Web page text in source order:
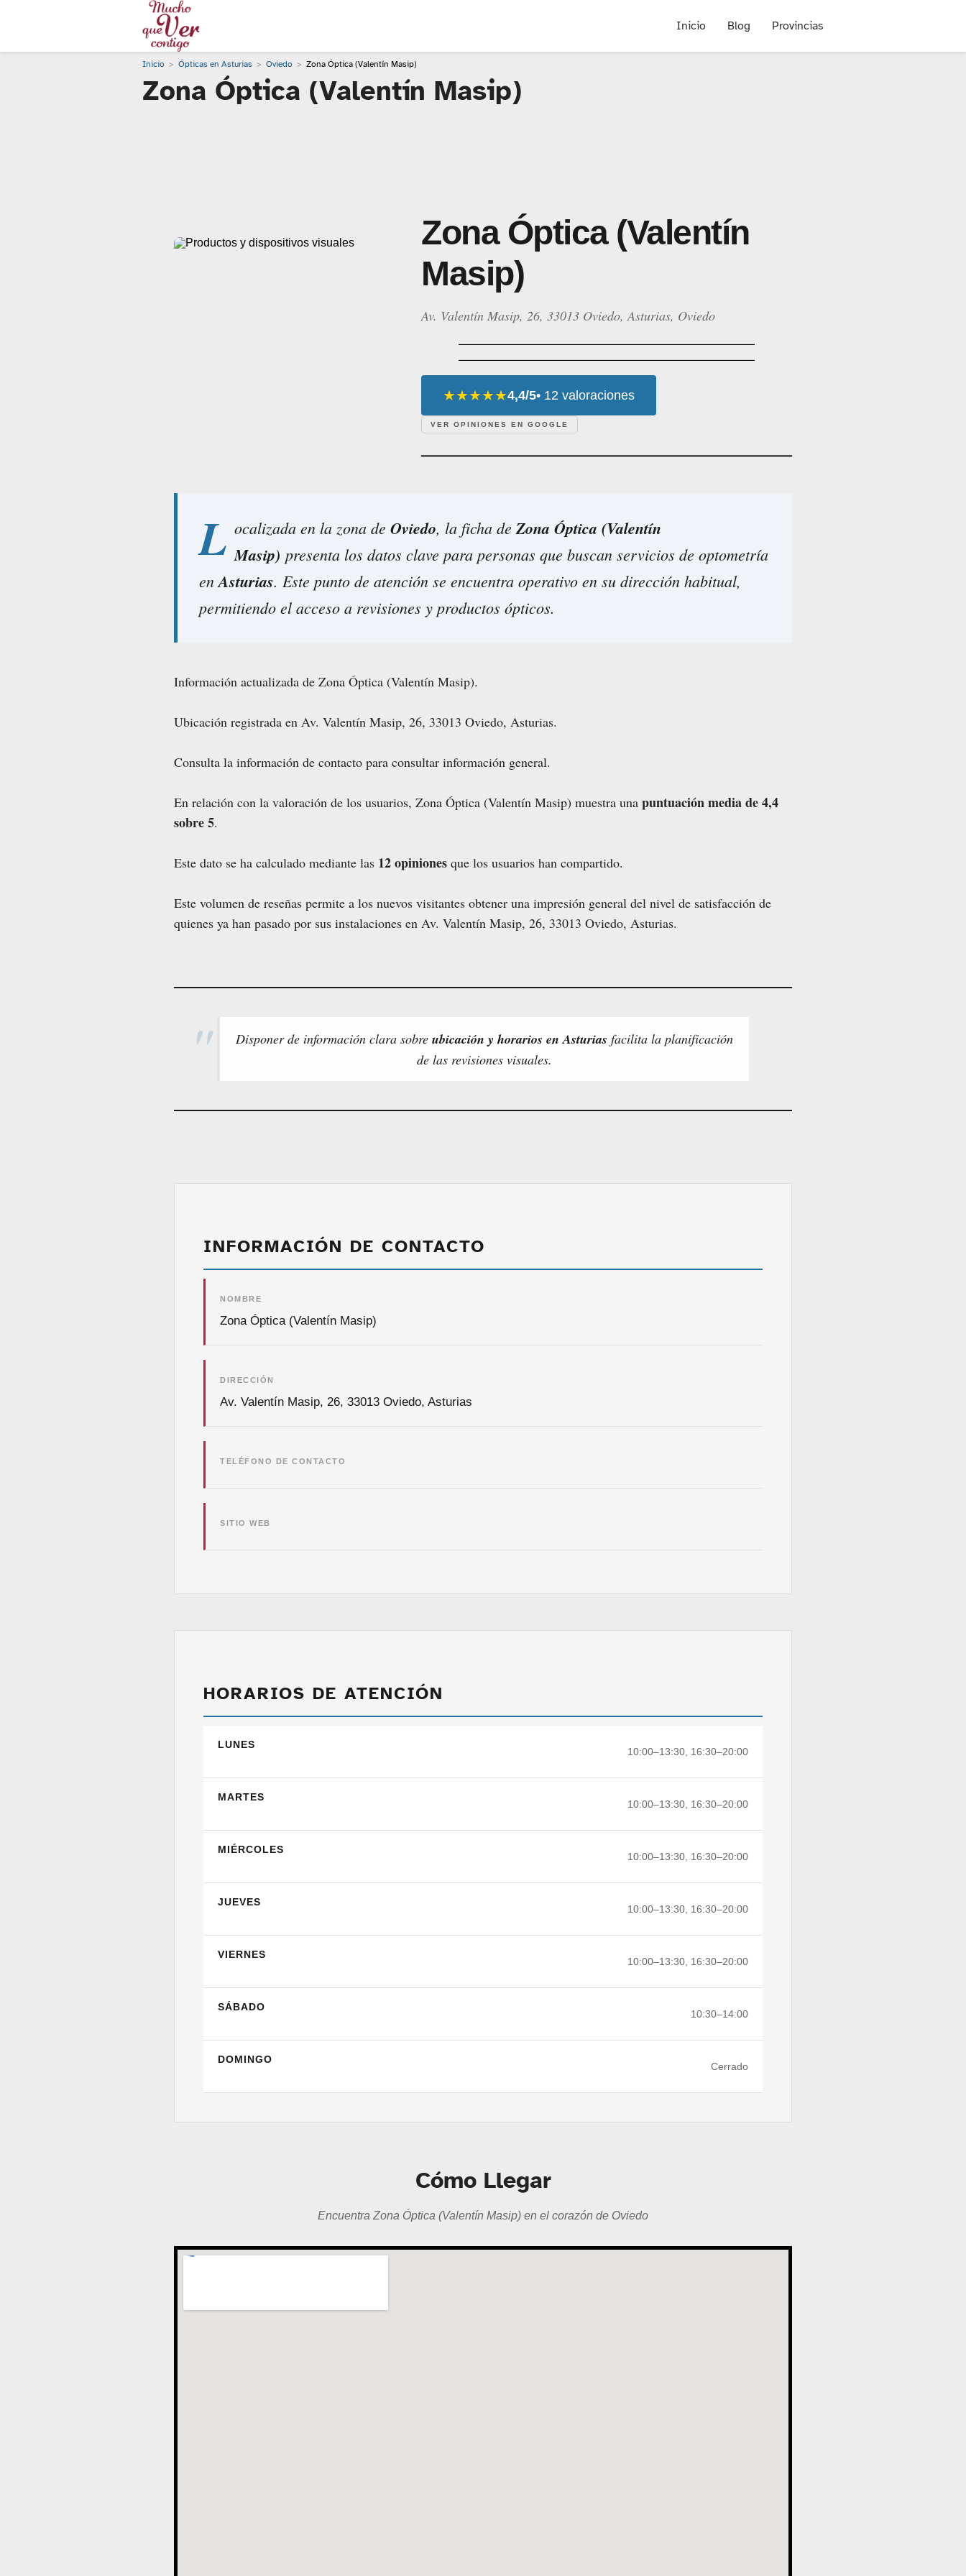
Inicio Blog Provincias
Inicio Ópticas en Asturias Oviedo Zona Óptica (Valentín Masip)
Zona Óptica (Valentín Masip)
Zona Óptica (Valentín
Masip)
Av. Valentín Masip, 26, 33013 Oviedo, Asturias, Oviedo
★★★★★4,4/5• 12 valoraciones
VER OPINIONES EN GOOGLE
L ocalizada en la zona de Oviedo, la ficha deZona Óptica (Valentín
Masip) presenta los datos clave para personas que buscan servicios de optometría
enAsturias. Este punto de atención se encuentra operativo en su dirección habitual,
permitiendo el acceso a revisiones y productos ópticos.
Información actualizada de Zona Óptica (Valentín Masip).
Ubicación registrada en Av. Valentín Masip, 26, 33013 Oviedo, Asturias.
Consulta la información de contacto para consultar información general.
En relación con la valoración de los usuarios, Zona Óptica (Valentín Masip) muestra una puntuación media de 4,4
sobre 5.
Este dato se ha calculado mediante las 12 opiniones que los usuarios han compartido.
Este volumen de reseñas permite a los nuevos visitantes obtener una impresión general del nivel de satisfacción de
quienes ya han pasado por sus instalaciones en Av. Valentín Masip, 26, 33013 Oviedo, Asturias.
Disponer de información clara sobre ubicación y horarios en Asturias facilita la planificación
de las revisiones visuales.
INFORMACIÓN DE CONTACTO
NOMBRE
Zona Óptica (Valentín Masip)
DIRECCIÓN
Av. Valentín Masip, 26, 33013 Oviedo, Asturias
TELÉFONO DE CONTACTO
SITIO WEB
HORARIOS DE ATENCIÓN
LUNES
10:00–13:30, 16:30–20:00
MARTES
10:00–13:30, 16:30–20:00
MIÉRCOLES
10:00–13:30, 16:30–20:00
JUEVES
10:00–13:30, 16:30–20:00
VIERNES
10:00–13:30, 16:30–20:00
SÁBADO
10:30–14:00
DOMINGO
Cerrado
Cómo Llegar
Encuentra Zona Óptica (Valentín Masip) en el corazón de Oviedo